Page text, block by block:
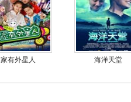
家有外星人 海洋天堂